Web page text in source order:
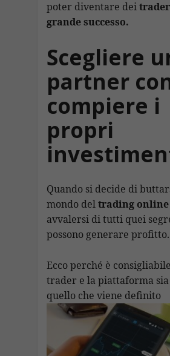
poter diventare dei
grande successo.
Scegliere
partner
compiere i
propri
Quando si decide di
mondo deltrading online
avvalersi di tutti quei
possono generare profitto.
Ecco perché è
trader e la piattaforma
quello che viene definito